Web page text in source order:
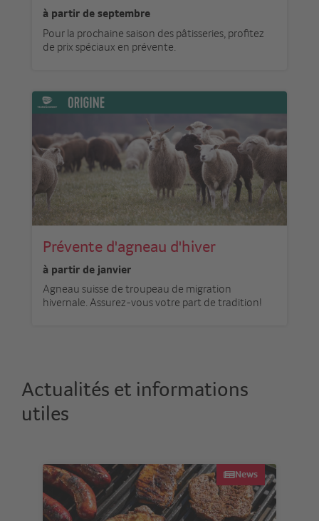
à partir de septembre
Pour la prochaine saison des pâtisseries, profitez
de prix spéciaux en prévente.
Prévente d'agneau d'hiver
à partir de janvier
Agneau suisse de troupeau de migration
hivernale. Assurez-vous votre part de tradition!
Actualités et informations
utiles
News